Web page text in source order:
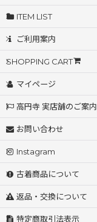
ITEM LIST
ご利用案内
SHOPPING CART
マイページ
高円寺 実店舗のご案内
お問い合わせ
Instagram
古着商品について
返品・交換について
特定商取引法表示